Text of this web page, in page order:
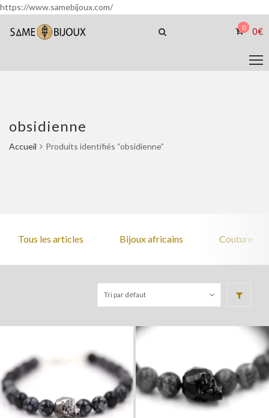
https://www.samebijoux.com/
0 0€
obsidienne
Accueil Produits identifiés “obsidienne”
Tous les articles Bijoux africains Couture